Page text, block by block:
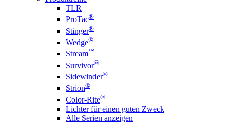
TLR
ProTac®
Stinger®
Wedge®
Stream™
Survivor®
Sidewinder®
Strion®
Color-Rite®
Lichter für einen guten Zweck
Alle Serien anzeigen